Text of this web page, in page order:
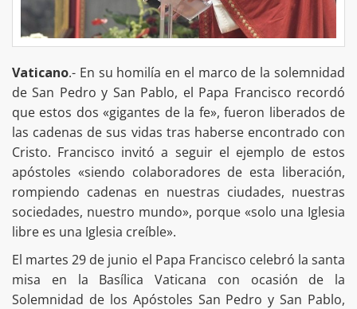
Vaticano.- En su homilía en el marco de la solemnidad
de San Pedro y San Pablo, el Papa Francisco recordó
que estos dos «gigantes de la fe», fueron liberados de
las cadenas de sus vidas tras haberse encontrado con
Cristo. Francisco invitó a seguir el ejemplo de estos
apóstoles «siendo colaboradores de esta liberación,
rompiendo cadenas en nuestras ciudades, nuestras
sociedades, nuestro mundo», porque «solo una Iglesia
libre es una Iglesia creíble».
El martes 29 de junio el Papa Francisco celebró la santa
misa en la Basílica Vaticana con ocasión de la
Solemnidad de los Apóstoles San Pedro y San Pablo,